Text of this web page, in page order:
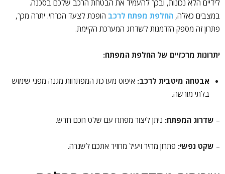
לידיים הלא נכונות, ובכך להעמיד את הבטחת הרכב שלכם בסכנה.
במצבים כאלה, החלפת מפתח לרכב הופכת לצעד הכרחי. יתרה מכך,
פתרון זה מספק הזדמנות לשדרוג המערכת הקיימת.
יתרונות מרכזיים של החלפת המפתח:
אבטחה מיטבית לרכב: איפוס מערכת המפתחות מגנה מפני שימוש
בלתי מורשה.
– שדרוג המפתח: ניתן ליצור מפתח עם שלט חכם חדש.
– שקט נפשי: פתרון מהיר ויעיל מחזיר אתכם לשגרה.